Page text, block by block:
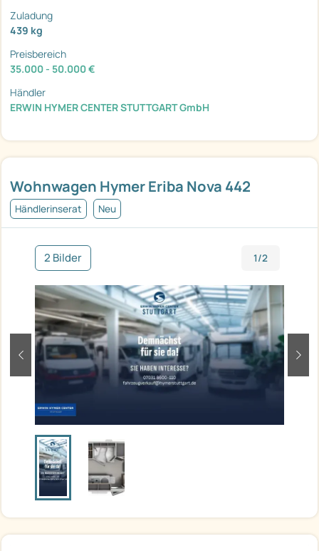
Wohnwagen Hymer Eriba Nova 442
Händlerinserat Neu
2 Bilder 1/2
zurück
Zuladung
439 kg
Preisbereich
35.000 - 50.000 €
Händler
ERWIN HYMER CENTER STUTTGART GmbH